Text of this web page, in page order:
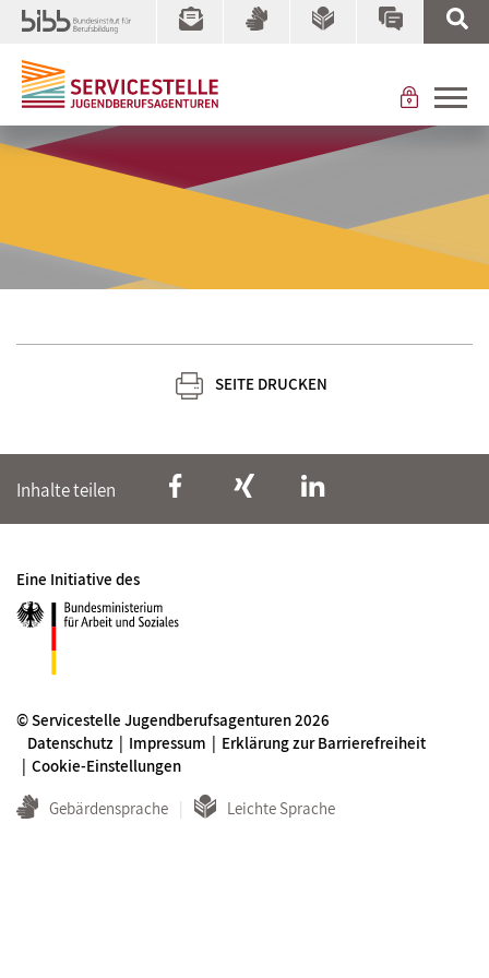
SEITE DRUCKEN
Inhalte teilen
Eine Initiative des
© Servicestelle Jugendberufsagenturen 2026
Datenschutz
Impressum
Erklärung zur Barrierefreiheit
Cookie-Einstellungen
Gebärdensprache Leichte Sprache